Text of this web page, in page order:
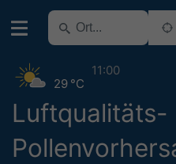
Luftqualitäts-
29 °C
11:00